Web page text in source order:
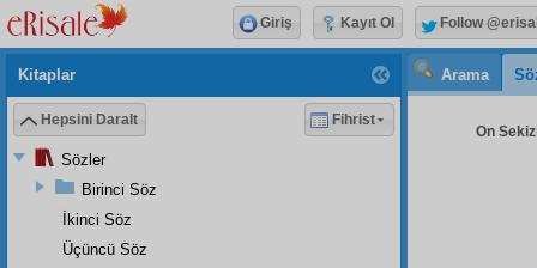
Arama
On
Kitaplar
Hepsini Daralt Fihrist
Sözler
Birinci Söz
İkinci Söz
Üçüncü Söz
Giriş Kayıt Ol Follow